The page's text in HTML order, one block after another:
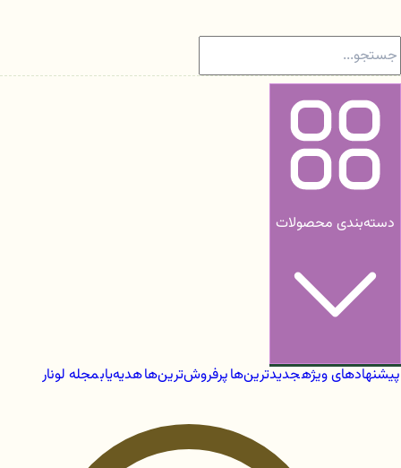
دسته‌بندی محصولات
پیشنهادهای ویژهجدیدترین‌هاپرفروش‌ترین‌هاهدیه‌یابمجله لونار